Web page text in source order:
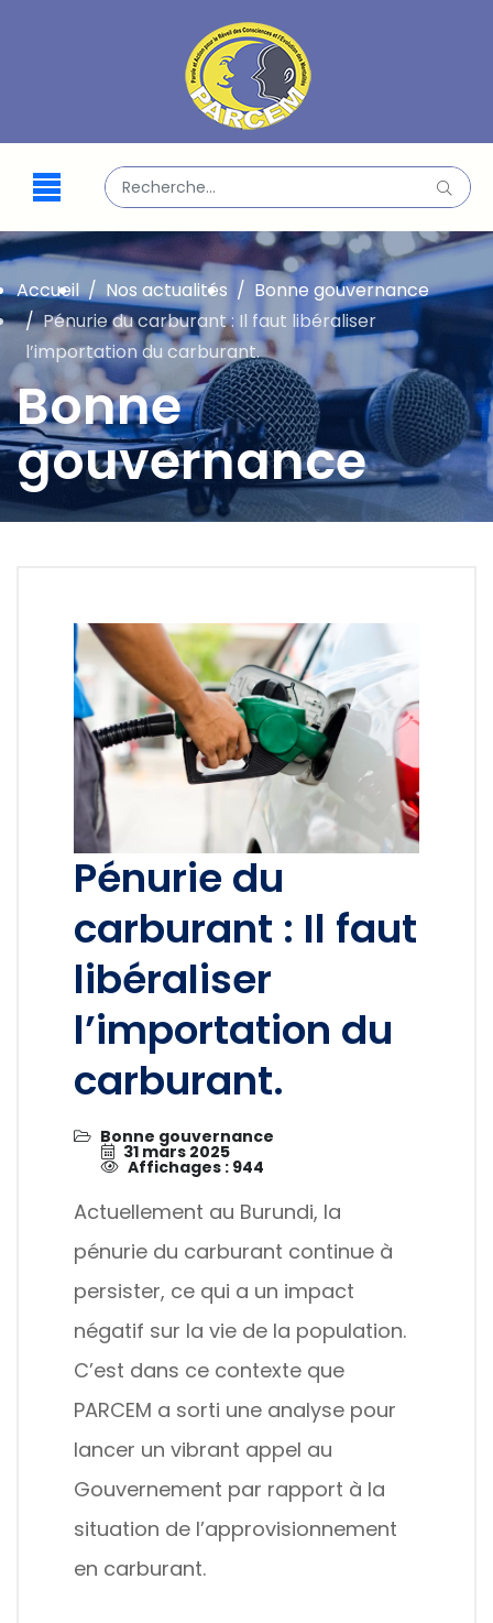
Valider
Bonne
gouvernance
Accueil Nos actualités
Bonne gouvernance
Pénurie du carburant : Il faut libéraliser
l’importation du carburant.
Pénurie du
carburant : Il faut
libéraliser
l’importation du
carburant.
Bonne gouvernance
31 mars 2025
Affichages : 944
Actuellement au Burundi, la
pénurie du carburant continue à
persister, ce qui a un impact
négatif sur la vie de la population.
C’est dans ce contexte que
PARCEM a sorti une analyse pour
lancer un vibrant appel au
Gouvernement par rapport à la
situation de l’approvisionnement
en carburant.